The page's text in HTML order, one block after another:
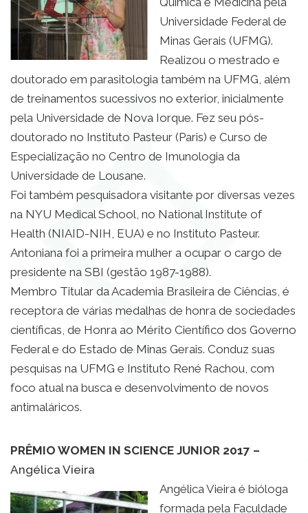
Universidade Federal de
Minas Gerais (UFMG).
Realizou o mestrado e
doutorado em parasitologia também na UFMG, além
de treinamentos sucessivos no exterior, inicialmente
pela Universidade de Nova Iorque. Fez seu pós-
doutorado no Instituto Pasteur (Paris) e Curso de
Especialização no Centro de Imunologia da
Universidade de Lousane.
Foi também pesquisadora visitante por diversas vezes
na NYU Medical School, no National Institute of
Health (NIAID-NIH, EUA) e no Instituto Pasteur.
Antoniana foi a primeira mulher a ocupar o cargo de
presidente na SBI (gestão 1987-1988).
Membro Titular da Academia Brasileira de Ciências, é
receptora de várias medalhas de honra de sociedades
científicas, de Honra ao Mérito Científico dos Governo
Federal e do Estado de Minas Gerais. Conduz suas
pesquisas na UFMG e Instituto René Rachou, com
foco atual na busca e desenvolvimento de novos
antimaláricos.
PRÊMIO WOMEN IN SCIENCE JUNIOR 2017 –
Angélica Vieira
Angélica Vieira é bióloga
formada pela Faculdade